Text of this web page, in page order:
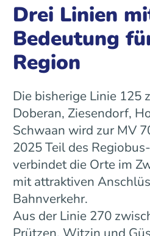
Drei Linien
Bedeutung
Region
Die bisherige Linie 125
Doberan, Ziesendorf,
Schwaan wird zur MV
2025 Teil des
verbindet die Orte im
mit attraktiven
Bahnverkehr.
Aus der Linie 270